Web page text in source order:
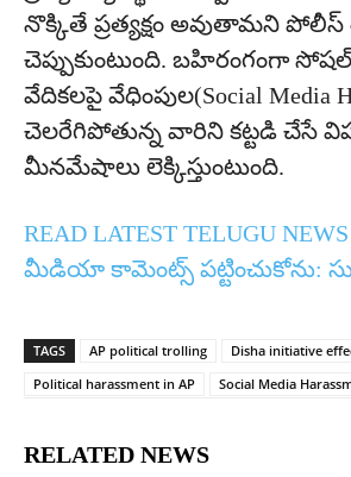
నొక్కితే ప్రత్యక్షం అవుతామని
చెప్పుకుంటుంది. బహిరంగంగా
వేదికలపై వేధింపుల(Social Media
చెలరేగిపోతున్న వారిని కట్టడి చేసే
మీనమేషాలు లెక్కిస్తుంటుంది.
READ LATEST TELUGU
మీడియా కామెంట్స్ పట్టించుకోను:
TAGS AP political trolling
Disha initiative
Political harassment in AP
Social Media
RELATED NEWS